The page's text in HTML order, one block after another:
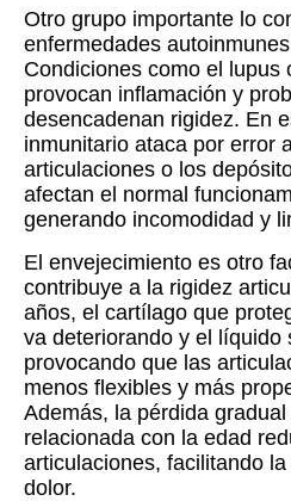
Otro grupo importante lo
enfermedades
Condiciones como el lupus
provocan inflamación y
desencadenan rigidez. En
inmunitario ataca por error
articulaciones o los
afectan el normal
generando incomodidad y
El envejecimiento es otro
contribuye a la rigidez
años, el cartílago que
va deteriorando y el líquido
provocando que las
menos flexibles y más
Además, la pérdida
relacionada con la edad
articulaciones, facilitando
dolor.